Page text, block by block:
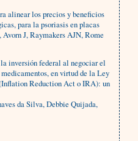
alinear los precios y beneficios
para la psoriasis en placas
J, Raymakers AJN, Rome
inversión federal al negociar el
en virtud de la Ley
Reduction Act o IRA): un
da Silva, Debbie Quijada,